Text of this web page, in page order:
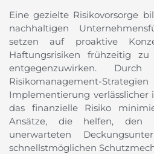
Eine gezielte Risikovorsorge
nachhaltigen
setzen auf proaktive
Haftungsrisiken frühzeitig
entgegenzuwirken.
Risikomanagement-
Implementierung
das finanzielle Risiko
Ansätze, die helfen, den
unerwarteten
schnellstmöglichen